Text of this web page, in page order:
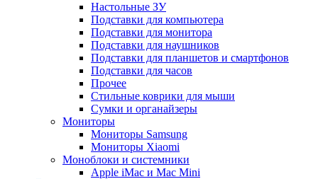
Настольные ЗУ
Подставки для компьютера
Подставки для монитора
Подставки для наушников
Подставки для планшетов и смартфонов
Подставки для часов
Прочее
Стильные коврики для мыши
Сумки и органайзеры
Мониторы
Мониторы Samsung
Мониторы Xiaomi
Моноблоки и системники
Apple iMac и Mac Mini